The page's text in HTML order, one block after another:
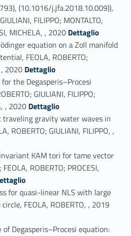
(10.1016/j.jfa.2018.10.009)),
FILIPPO; MONTALTO,
MICHELA, , 2020 Link identifier #identifier_person_148598-18
Dettaglio
equation on a Zoll manifold
FEOLA, ROBERTO;
, 2020Link identifier #identifier_person_169779-19Dettaglio
the Degasperis–Procesi
GIULIANI, FILIPPO;
, 2020 Link identifier #identifier_person_103166-20
Dettaglio
traveling gravity water waves in
ROBERTO; GIULIANI, FILIPPO, ,
KAM tori for tame vector
ROBERTO; PROCESI,
22
for quasi-linear NLS with large
FEOLA, ROBERTO, , 2019
Degasperis–Procesi equation: